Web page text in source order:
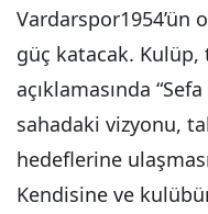
Vardarspor1954’ün
güç katacak.
açıklamasında
sahadaki vizyonu,
hedeflerine
Kendisine ve